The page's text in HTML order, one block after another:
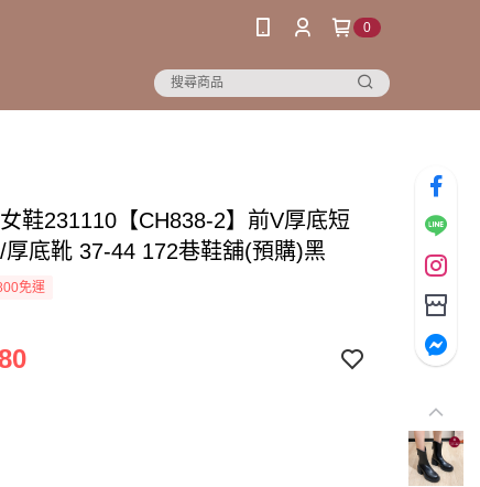
0
鞋231110【CH838-2】前V厚底短
厚底靴 37-44 172巷鞋舖(預購)黑
免運